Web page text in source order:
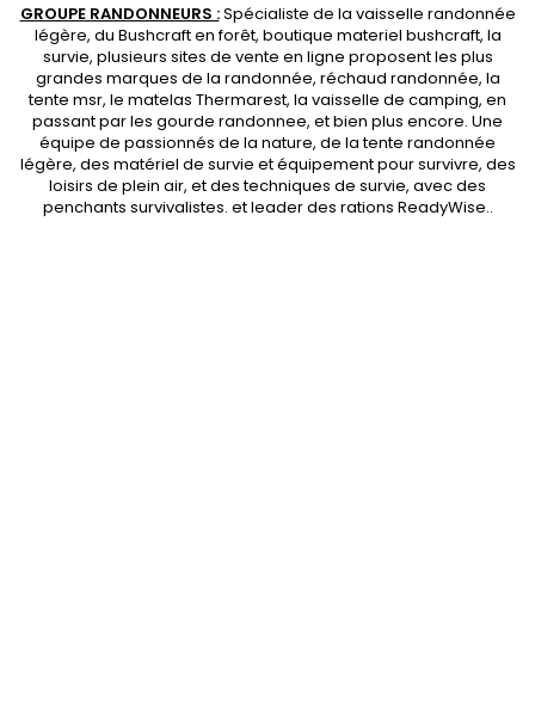
GROUPE RANDONNEURS :Spécialiste de la vaisselle randonnée
légère, du Bushcraft en forêt, boutique materiel bushcraft, la
survie, plusieurs sites de vente en ligne proposent les plus
grandes marques de la randonnée, réchaud randonnée, la
tente msr, le matelas Thermarest, la vaisselle de camping, en
passant par les gourde randonnee, et bien plus encore. Une
équipe de passionnés de la nature, de latente randonnée
légère, des matériel de survie et équipement pour survivre, des
loisirs de plein air, et des techniques de survie, avec des
penchants survivalistes. et leader des rations ReadyWise..